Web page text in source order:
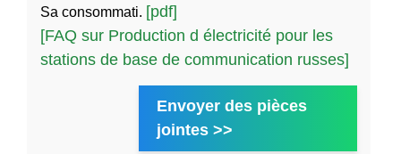
Sa consommati. [pdf]
[FAQ sur Production d électricité pour les
stations de base de communication russes]
Envoyer des pièces
jointes >>